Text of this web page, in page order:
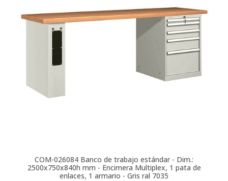
COM-026084 Banco de trabajo estándar - Dim.:
2500x750x840h mm - Encimera Multiplex, 1 pata de
enlaces, 1 armario - Gris ral 7035